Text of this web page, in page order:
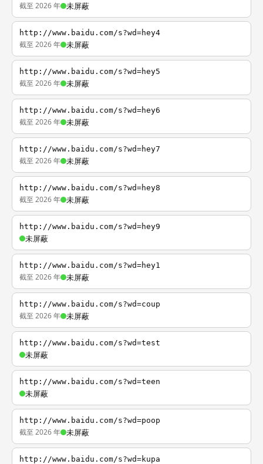
截至 2026 年 未屏蔽
http://www.baidu.com/s?wd=hey4
截至 2026 年 未屏蔽
http://www.baidu.com/s?wd=hey5
截至 2026 年 未屏蔽
http://www.baidu.com/s?wd=hey6
截至 2026 年 未屏蔽
http://www.baidu.com/s?wd=hey7
截至 2026 年 未屏蔽
http://www.baidu.com/s?wd=hey8
截至 2026 年 未屏蔽
http://www.baidu.com/s?wd=hey9
未屏蔽
http://www.baidu.com/s?wd=hey1
截至 2026 年 未屏蔽
http://www.baidu.com/s?wd=coup
截至 2026 年 未屏蔽
http://www.baidu.com/s?wd=test
未屏蔽
http://www.baidu.com/s?wd=teen
未屏蔽
http://www.baidu.com/s?wd=poop
截至 2026 年 未屏蔽
http://www.baidu.com/s?wd=kupa